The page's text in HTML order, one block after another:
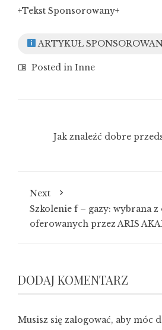
+Tekst Sponsorowany+
ARTYKUŁ
Posted in Inne
Jak znaleźć dobre
Next
Szkolenie f – gazy: wybrana z
oferowanych przez ARIS
DODAJ KOMENTARZ
Musisz się zalogować, aby móc